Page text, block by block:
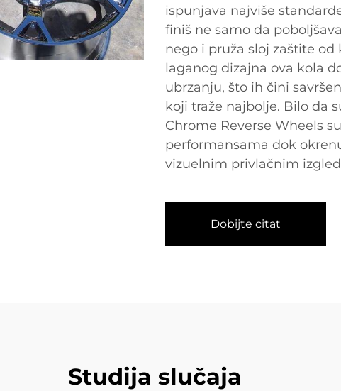
ispunjava najviše
finiš ne samo da
nego i pruža sloj zaštite od
laganog dizajna ova kola
ubrzanju, što ih čini
koji traže najbolje. Bilo da
Chrome Reverse Wheels
performansama dok
vizuelnim privlačnim
Dobijte citat
Studija slučaja